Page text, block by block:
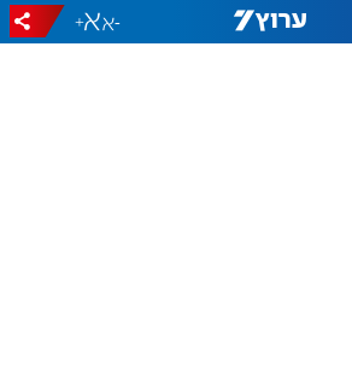
-
+